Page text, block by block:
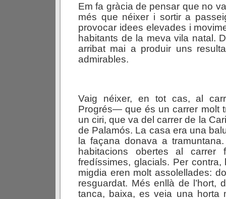
Em fa gràcia de pensar que no
més que néixer i sortir a
provocar idees elevades i
habitants de la meva vila natal.
arribat mai a produir uns
admirables.
Vaig néixer, en tot cas, al
Progrés— que és un carrer molt
un ciri, que va del carrer de la
de Palamós. La casa era una
la façana donava a
habitacions obertes al carrer
fredíssimes, glacials. Per contra,
migdia eren molt assolellades:
resguardat. Més enllà de l’hort,
tanca, baixa, es veia una horta